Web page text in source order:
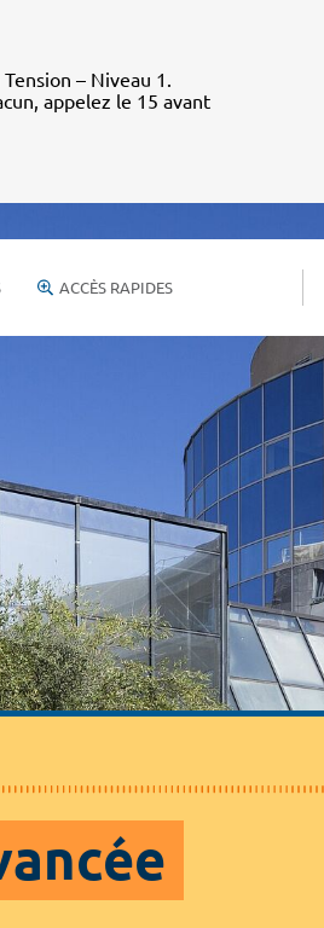
– Niveau 1.
appelez le 15 avant
ACCÈS RAPIDES